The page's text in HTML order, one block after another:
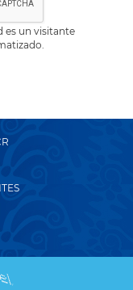
es un visitante